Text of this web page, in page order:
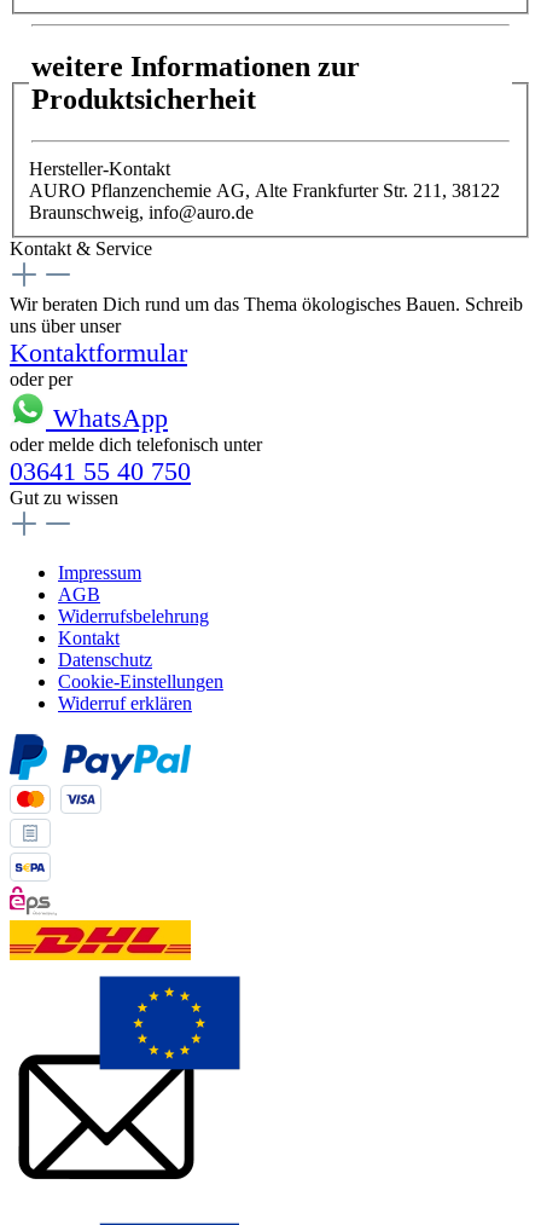
weitere Informationen zur
Produktsicherheit
Hersteller-Kontakt
AURO Pflanzenchemie AG, Alte Frankfurter Str. 211, 38122
Braunschweig, info@auro.de
Kontakt & Service
Wir beraten Dich rund um das Thema ökologisches Bauen. Schreib
uns über unser
Kontaktformular
oder per
WhatsApp
oder melde dich telefonisch unter
03641 55 40 750
Gut zu wissen
Impressum
AGB
Widerrufsbelehrung
Kontakt
Datenschutz
Cookie-Einstellungen
Widerruf erklären